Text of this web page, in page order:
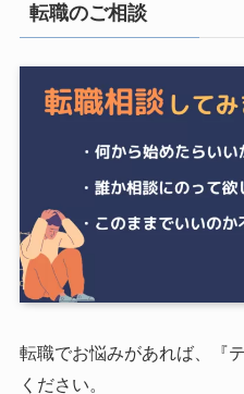
転職のご相談
転職でお悩みがあれば、『
ください。